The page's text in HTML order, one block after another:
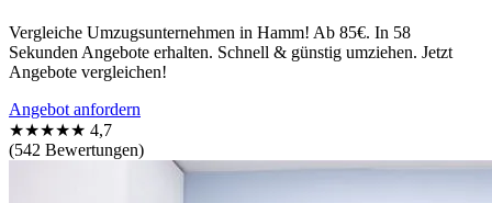
Vergleiche Umzugsunternehmen in Hamm! Ab 85€. In 58
Sekunden Angebote erhalten. Schnell & günstig umziehen. Jetzt
Angebote vergleichen!
Angebot anfordern
★★★★★ 4,7
(542 Bewertungen)